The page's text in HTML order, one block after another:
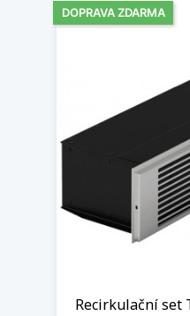
Recirkulační set
DOPRAVA ZDARMA